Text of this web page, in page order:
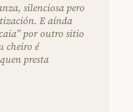
silenciosa pero
E aínda
por outro sitio
cheiro é
presta